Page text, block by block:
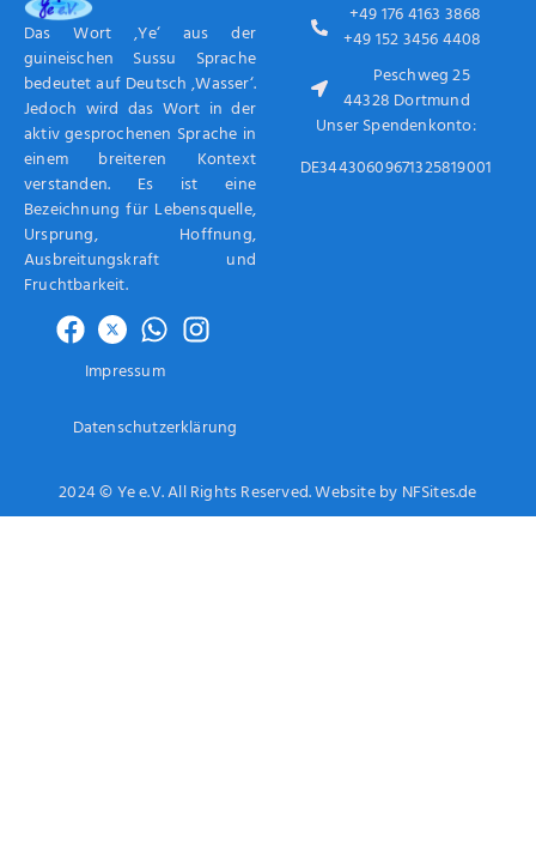
Das Wort ‚Ye‘ aus der
guineischen Sussu Sprache
bedeutet auf Deutsch ‚Wasser‘.
Jedoch wird das Wort in der
aktiv gesprochenen Sprache in
einem breiteren Kontext
verstanden. Es ist eine
Bezeichnung für Lebensquelle,
Ursprung, Hoffnung,
Ausbreitungskraft und
Fruchtbarkeit.
Impressum
Datenschutzerklärung
+49 176 4163 3868
+49 152 3456 4408
Peschweg 25
44328 Dortmund
Unser Spendenkonto:
DE34430609671325819001
2024 © Ye e.V. All Rights Reserved. Website by NFSites.de